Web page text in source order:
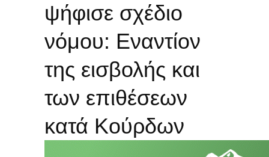
ψήφισε σχέδιο
νόμου: Εναντίον
της εισβολής και
των επιθέσεων
κατά Κούρδων